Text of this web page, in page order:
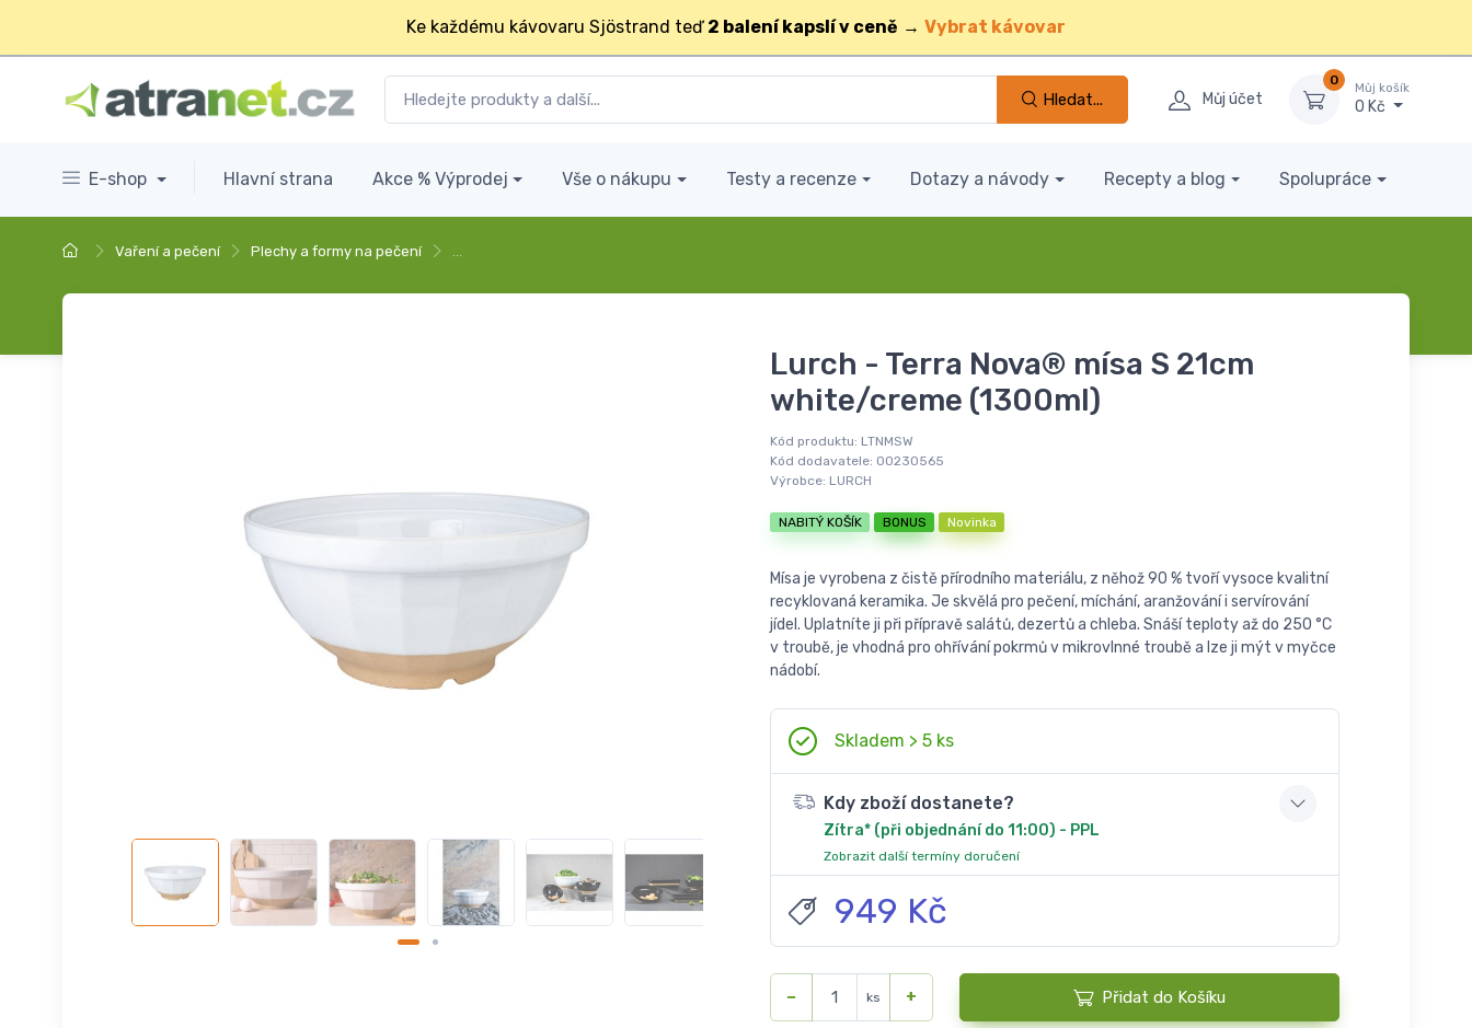
Ke každému kávovaru Sjöstrand teď 2 balení kapslí v ceně → Vybrat kávovar
Hledat... Můj účet
0
Můj košík
0 Kč
E-shop Hlavní strana Akce % Výprodej Vše o nákupu Testy a recenze Dotazy a návody Recepty a blog Spolupráce
Vaření a pečení Plechy a formy na pečení
Lurch - Terra Nova® mísa S 21cm
white/creme (1300ml)
Kód produktu: LTNMSW
Kód dodavatele: 00230565
Výrobce: LURCH
NABITÝ KOŠÍK BONUS Novinka
Mísa je vyrobena z čistě přírodního materiálu, z něhož 90 % tvoří vysoce kvalitní
recyklovaná keramika. Je skvělá pro pečení, míchání, aranžování i servírování
jídel. Uplatníte ji při přípravě salátů, dezertů a chleba. Snáší teploty až do 250 °C
v troubě, je vhodná pro ohřívání pokrmů v mikrovlnné troubě a lze ji mýt v myčce
nádobí.
Skladem > 5 ks
Kdy zboží dostanete?
Zítra* (při objednání do 11:00) - PPL
Zobrazit další termíny doručení
949 Kč
− ks + Přidat do Košíku